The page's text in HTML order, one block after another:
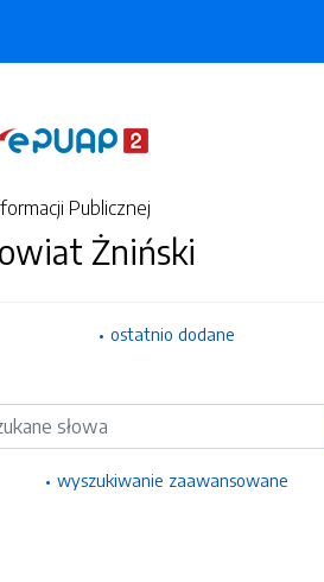
Publicznej
Żniński
ostatnio dodane
wyszukiwanie zaawansowane